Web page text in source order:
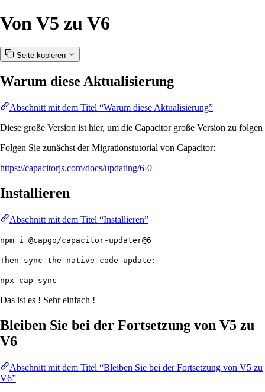
Von V5 zu V6
Seite kopieren
Warum diese Aktualisierung
Abschnitt mit dem Titel “Warum diese Aktualisierung”
Diese große Version ist hier, um die Capacitor große Version zu folgen
Folgen Sie zunächst der Migrationstutorial von Capacitor:
https://capacitorjs.com/docs/updating/6-0
Installieren
Abschnitt mit dem Titel “Installieren”
npm i @capgo/capacitor-updater@6
Then sync the native code update:
npx cap sync
Das ist es ! Sehr einfach !
Bleiben Sie bei der Fortsetzung von V5 zu
V6
Abschnitt mit dem Titel “Bleiben Sie bei der Fortsetzung von V5 zu
V6”